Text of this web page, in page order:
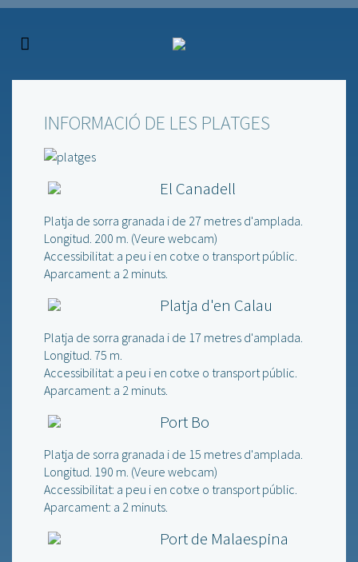
INFORMACIÓ DE LES PLATGES
El Canadell
Platja de sorra granada i de 27 metres d'amplada.
Longitud. 200 m. (Veure webcam)
Accessibilitat: a peu i en cotxe o transport públic.
Aparcament: a 2 minuts.
Platja d'en Calau
Platja de sorra granada i de 17 metres d'amplada.
Longitud. 75 m.
Accessibilitat: a peu i en cotxe o transport públic.
Aparcament: a 2 minuts.
Port Bo
Platja de sorra granada i de 15 metres d'amplada.
Longitud. 190 m. (Veure webcam)
Accessibilitat: a peu i en cotxe o transport públic.
Aparcament: a 2 minuts.
Port de Malaespina